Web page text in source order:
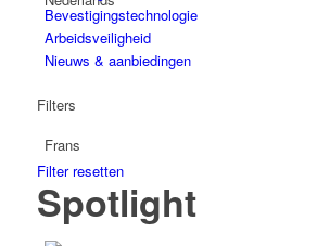
Frans
Bevestigingstechnologie
Arbeidsveiligheid
Nieuws & aanbiedingen
Filters
Filter resetten
Spotlight